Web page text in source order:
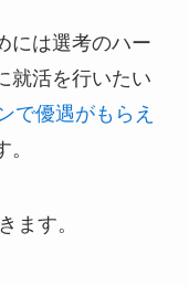
には選考のハー
就活を行いたい
で優遇がもらえ
ます。